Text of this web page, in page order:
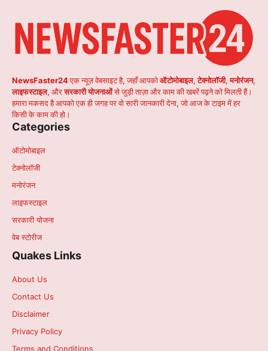
NewsFaster24एक न्यूज़ वेबसाइट है, जहाँ आपकोऑटोमोबाइल,टेक्नोलॉजी,मनोरंजन,
लाइफस्टाइल, औरसरकारी योजनाओंसे जुड़ी ताज़ा और काम की खबरें पढ़ने को मिलती हैं।
हमारा मकसद है आपको एक ही जगह पर वो सारी जानकारी देना, जो आज के टाइम में हर
किसी के काम की हो।
Categories
ऑटोमोबाइल
टेक्नोलॉजी
मनोरंजन
लाइफस्टाइल
सरकारी योजना
वेब स्टोरीज
Quakes Links
About Us
Contact Us
Disclaimer
Privacy Policy
Terms and Conditions